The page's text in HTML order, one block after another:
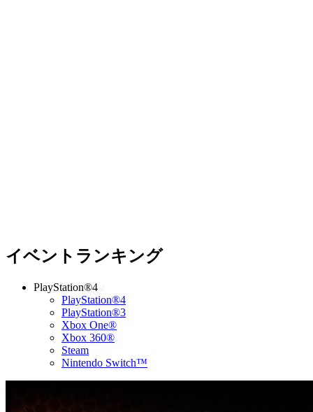
イベントランキング
PlayStation®4
PlayStation®4
PlayStation®3
Xbox One®
Xbox 360®
Steam
Nintendo Switch™